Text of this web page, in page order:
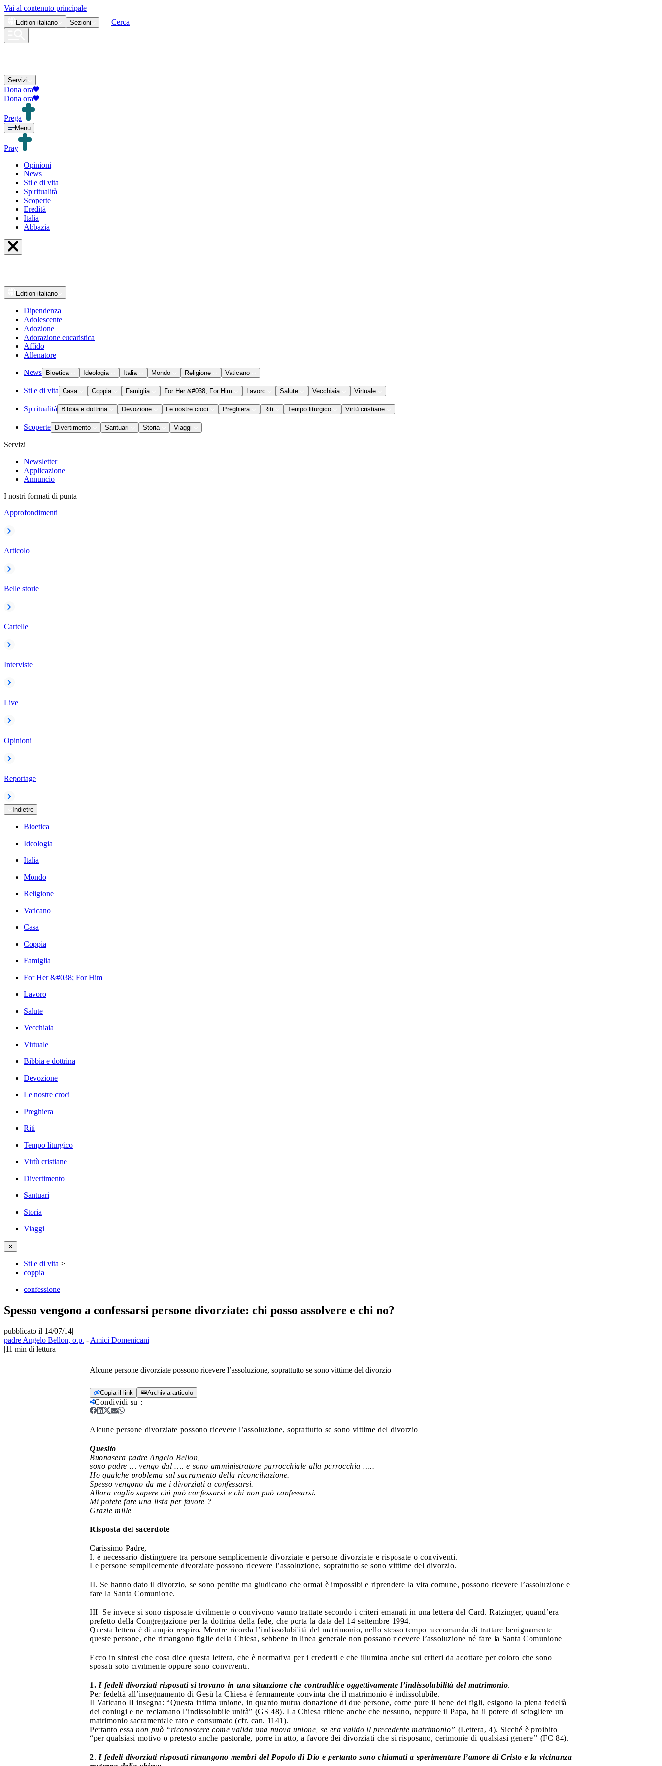
Vai al contenuto principale
Edition italiano Sezioni Cerca
Servizi
Dona ora
Dona ora
Prega
Menu
Pray
Opinioni
News
Stile di vita
Spiritualità
Scoperte
Eredità
Italia
Abbazia
Edition italiano
Dipendenza
Adolescente
Adozione
Adorazione eucaristica
Affido
Allenatore
News Bioetica Ideologia Italia Mondo Religione Vaticano
Stile di vita Casa Coppia Famiglia For Her &#038; For Him Lavoro Salute Vecchiaia Virtuale
Spiritualità Bibbia e dottrina Devozione Le nostre croci Preghiera Riti Tempo liturgico Virtù cristiane
Scoperte Divertimento Santuari Storia Viaggi
Servizi
Newsletter
Applicazione
Annuncio
I nostri formati di punta
Approfondimenti
Articolo
Belle storie
Cartelle
Interviste
Live
Opinioni
Reportage
Indietro
Bioetica
Ideologia
Italia
Mondo
Religione
Vaticano
Casa
Coppia
Famiglia
For Her &#038; For Him
Lavoro
Salute
Vecchiaia
Virtuale
Bibbia e dottrina
Devozione
Le nostre croci
Preghiera
Riti
Tempo liturgico
Virtù cristiane
Divertimento
Santuari
Storia
Viaggi
✕
Stile di vita >
coppia
confessione
Spesso vengono a confessarsi persone divorziate: chi posso assolvere e chi no?
pubblicato il 14/07/14|
padre Angelo Bellon, o.p. - Amici Domenicani
|11 min di lettura
Alcune persone divorziate possono ricevere l’assoluzione, soprattutto se sono vittime del divorzio
Copia il link Archivia articolo
Condividi su :
Alcune persone divorziate possono ricevere l’assoluzione, soprattutto se sono vittime del divorzio
Quesito
Buonasera padre Angelo Bellon,
sono padre … vengo dal …. e sono amministratore parrocchiale alla parrocchia …..
Ho qualche problema sul sacramento della riconciliazione.
Spesso vengono da me i divorziati a confessarsi.
Allora voglio sapere chi può confessarsi e chi non può confessarsi.
Mi potete fare una lista per favore ?
Grazie mille
Risposta del sacerdote
Carissimo Padre,
I. è necessario distinguere tra persone semplicemente divorziate e persone divorziate e risposate o conviventi.
Le persone semplicemente divorziate possono ricevere l’assoluzione, soprattutto se sono vittime del divorzio.
II. Se hanno dato il divorzio, se sono pentite ma giudicano che ormai è impossibile riprendere la vita comune, possono ricevere l’assoluzione e
fare la Santa Comunione.
III. Se invece si sono risposate civilmente o convivono vanno trattate secondo i criteri emanati in una lettera del Card. Ratzinger, quand’era
prefetto della Congregazione per la dottrina della fede, che porta la data del 14 settembre 1994.
Questa lettera è di ampio respiro. Mentre ricorda l’indissolubilità del matrimonio, nello stesso tempo raccomanda di trattare benignamente
queste persone, che rimangono figlie della Chiesa, sebbene in linea generale non possano ricevere l’assoluzione né fare la Santa Comunione.
Ecco in sintesi che cosa dice questa lettera, che è normativa per i credenti e che illumina anche sui criteri da adottare per coloro che sono
sposati solo civilmente oppure sono conviventi.
1. I fedeli divorziati risposati si trovano in una situazione che contraddice oggettivamente l’indissolubilità del matrimonio.
Per fedeltà all’insegnamento di Gesù la Chiesa è fermamente convinta che il matrimonio è indissolubile.
Il Vaticano II insegna: “Questa intima unione, in quanto mutua donazione di due persone, come pure il bene dei figli, esigono la piena fedeltà
dei coniugi e ne reclamano l’indissolubile unità” (GS 48). La Chiesa ritiene anche che nessuno, neppure il Papa, ha il potere di sciogliere un
matrimonio sacramentale rato e consumato (cfr. can. 1141).
Pertanto essa non può “riconoscere come valida una nuova unione, se era valido il precedente matrimonio” (Lettera, 4). Sicché è proibito
“per qualsiasi motivo o pretesto anche pastorale, porre in atto, a favore dei divorziati che si risposano, cerimonie di qualsiasi genere” (FC 84).
2. I fedeli divorziati risposati rimangono membri del Popolo di Dio e pertanto sono chiamati a sperimentare l’amore di Cristo e la vicinanza